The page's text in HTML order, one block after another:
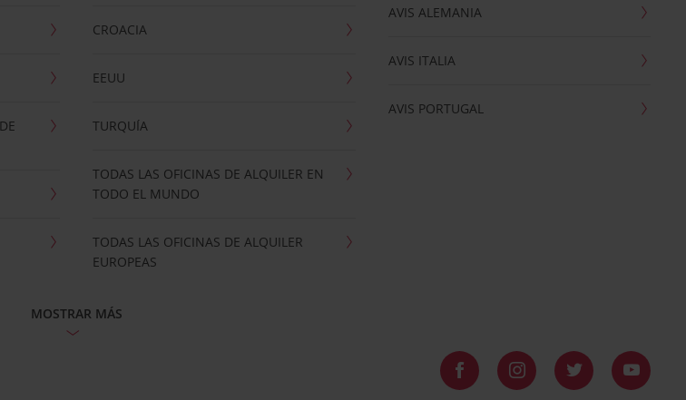
CROACIA
EEUU
TURQUÍA
TODAS LAS OFICINAS DE ALQUILER EN
TODO EL MUNDO
TODAS LAS OFICINAS DE ALQUILER
EUROPEAS
AVIS ALEMANIA
AVIS ITALIA
AVIS PORTUGAL
MOSTRAR MÁS